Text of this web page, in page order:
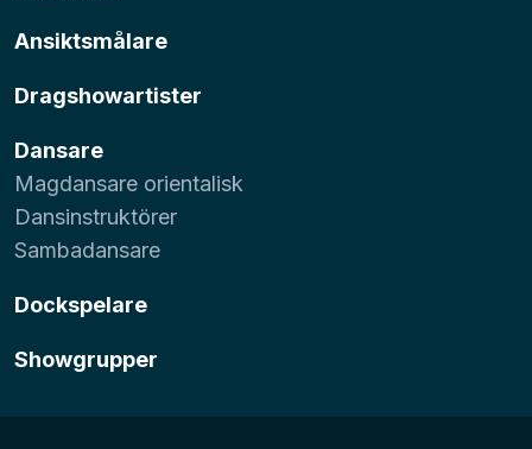
Ansiktsmålare
Dragshowartister
Dansare
Magdansare orientalisk
Dansinstruktörer
Sambadansare
Dockspelare
Showgrupper